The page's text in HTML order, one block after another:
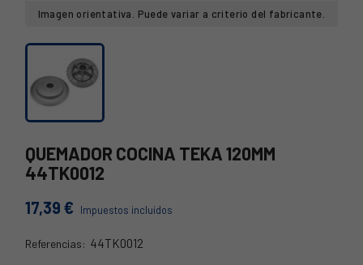
Imagen orientativa. Puede variar a criterio del fabricante.
QUEMADOR COCINA TEKA 120MM
44TK0012
17,39 € Impuestos incluidos
Referencias: 44TK0012
44TK0012